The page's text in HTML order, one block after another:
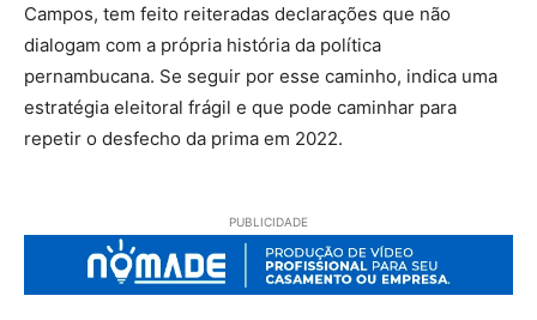
Campos, tem feito reiteradas declarações que não
dialogam com a própria história da política
pernambucana. Se seguir por esse caminho, indica uma
estratégia eleitoral frágil e que pode caminhar para
repetir o desfecho da prima em 2022.
PUBLICIDADE